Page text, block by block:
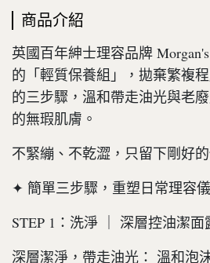
商品介紹
英國百年紳士理容品牌
的「輕質保養組」，拋棄繁複
的三步驟，溫和帶走油光與老
的無瑕肌膚。
不緊繃、不乾澀，只留下剛好
✦ 簡單三步驟，重塑日常理容
STEP 1：洗淨 ｜ 深層控油潔面
深層潔淨，帶走油光： 溫和泡